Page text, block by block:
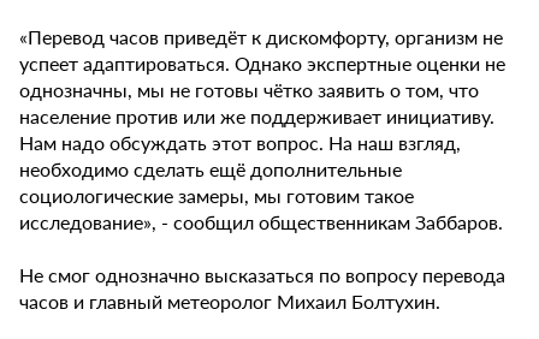
«Перевод часов приведёт к дискомфорту, организм не
успеет адаптироваться. Однако экспертные оценки не
однозначны, мы не готовы чётко заявить о том, что
население против или же поддерживает инициативу.
Нам надо обсуждать этот вопрос. На наш взгляд,
необходимо сделать ещё дополнительные
социологические замеры, мы готовим такое
исследование», - сообщил общественникам Заббаров.
Не смог однозначно высказаться по вопросу перевода
часов и главный метеоролог Михаил Болтухин.